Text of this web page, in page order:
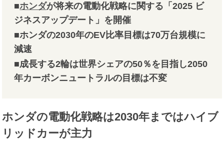
■ホンダが将来の電動化戦略に関する「2025 ビ
ジネスアップデート」を開催
■ホンダの2030年のEV比率目標は70万台規模に
減速
■成長する2輪は世界シェアの50％を目指し2050
年カーボンニュートラルの目標は不変
ホンダの電動化戦略は2030年まではハイブ
リッドカーが主力